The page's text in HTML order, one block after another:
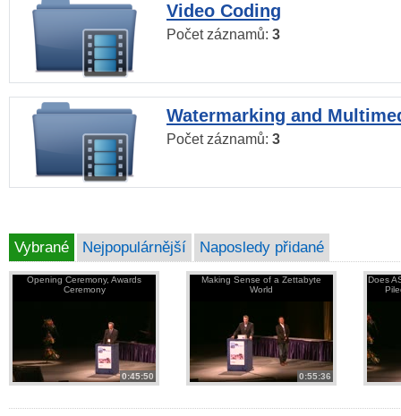
Video Coding
Počet záznamů: 3
Watermarking and
Počet záznamů: 3
Vybrané Nejpopulárnější Naposledy přidané
Opening Ceremony, Awards
Ceremony
0:45:50
Making Sense of a Zettabyte
World
0:55:36
Does